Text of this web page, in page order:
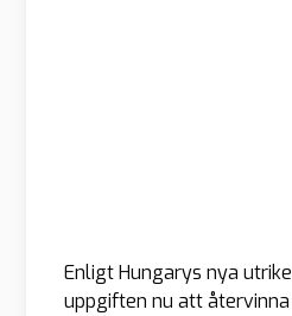
Enligt Hungarys nya
uppgiften nu att